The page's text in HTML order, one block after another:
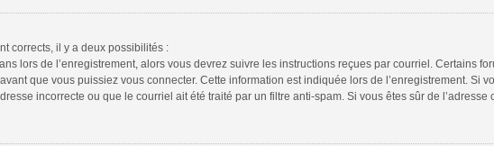
corrects, il y a deux possibilités :
lors de l’enregistrement, alors vous devrez suivre les instructions reçues par courriel. Certains
que vous puissiez vous connecter. Cette information est indiquée lors de l’enregistrement. Si
incorrecte ou que le courriel ait été traité par un filtre anti-spam. Si vous êtes sûr de